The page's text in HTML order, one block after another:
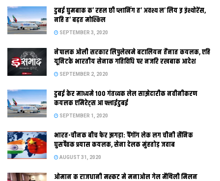
घुसपैठक प्रयास कयलक, सेना देलक मुंहतोड़ जवाब
AUGUST 31, 2020
नई दिल्ली। भाजपा अल्पसंख्यक मोर्चा क अध्यक्ष आ सांसद सैयद शाहनवाज
हुसैन कहला अछि जे संसद क शीतकालीन सत्र मे बिहार क हक क लेल
मजबूत लड़ाई होयत। इ साजिश बेनकाब कैल जाइत जे कोना दिल्ली क
दुबई घुमबाक क’ रहल छी प्लानिंग त’ अवश्य ल’ लिय इ इंश्योरेंस,
नहि त’ बढ़त मोश्किल
SEPTEMBER 3, 2020
नेपालक ओली सरकार लिपुलेखमे बटालियन तैनात कयलक, एहि
यूनिटके भारतीय सेनाक गतिविधि पर नजरि रखबाक आदेश
SEPTEMBER 2, 2020
दुबई केर माध्यमे 100 गंतव्यक लेल साझेदारीक नवीनीकरण
कयलक एमिरेट्स आ फ्लाईदुबई
SEPTEMBER 1, 2020
भारत-चीनक बीच फेर झगड़ा: पैंगोंग लेक लग चीनी सैनिक
घुसपैठक प्रयास कयलक, सेना देलक मुंहतोड़ जवाब
AUGUST 31, 2020
ओमान क राजधानी मस्‍कट मे मनाओल गेल मैथि‍ली मिलन